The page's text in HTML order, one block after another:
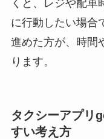
くと、レジや配車
に行動したい場合
進めた方が、時間
ります。
タクシーアプリ
すい考え方